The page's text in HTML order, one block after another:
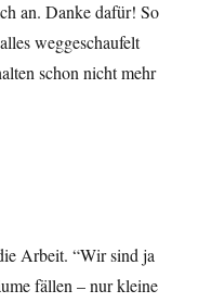
an. Danke dafür! So
weggeschaufelt
schon nicht mehr
Arbeit. “Wir sind ja
fällen – nur kleine